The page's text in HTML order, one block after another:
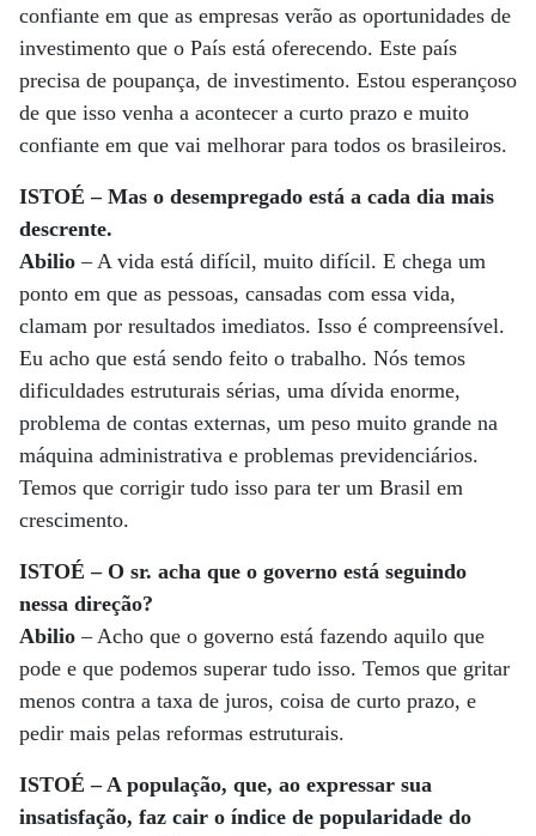
confiante em que as empresas verão as oportunidades de
investimento que o País está oferecendo. Este país
precisa de poupança, de investimento. Estou esperançoso
de que isso venha a acontecer a curto prazo e muito
confiante em que vai melhorar para todos os brasileiros.
ISTOÉ – Mas o desempregado está a cada dia mais
descrente.
Abilio – A vida está difícil, muito difícil. E chega um
ponto em que as pessoas, cansadas com essa vida,
clamam por resultados imediatos. Isso é compreensível.
Eu acho que está sendo feito o trabalho. Nós temos
dificuldades estruturais sérias, uma dívida enorme,
problema de contas externas, um peso muito grande na
máquina administrativa e problemas previdenciários.
Temos que corrigir tudo isso para ter um Brasil em
crescimento.
ISTOÉ – O sr. acha que o governo está seguindo
nessa direção?
Abilio – Acho que o governo está fazendo aquilo que
pode e que podemos superar tudo isso. Temos que gritar
menos contra a taxa de juros, coisa de curto prazo, e
pedir mais pelas reformas estruturais.
ISTOÉ – A população, que, ao expressar sua
insatisfação, faz cair o índice de popularidade do